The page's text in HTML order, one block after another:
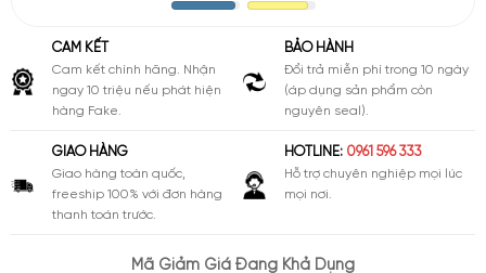
CAM KẾT
Cam kết chính hãng. Nhận
ngay 10 triệu nếu phát hiện
hàng Fake.
BẢO HÀNH
Đổi trả miễn phí trong 10 ngày
(áp dụng sản phẩm còn
nguyên seal).
GIAO HÀNG
Giao hàng toàn quốc,
freeship 100% với đơn hàng
thanh toán trước.
HOTLINE: 0961 596 333
Hỗ trợ chuyên nghiệp mọi lúc
mọi nơi.
Mã Giảm Giá Đang Khả Dụng